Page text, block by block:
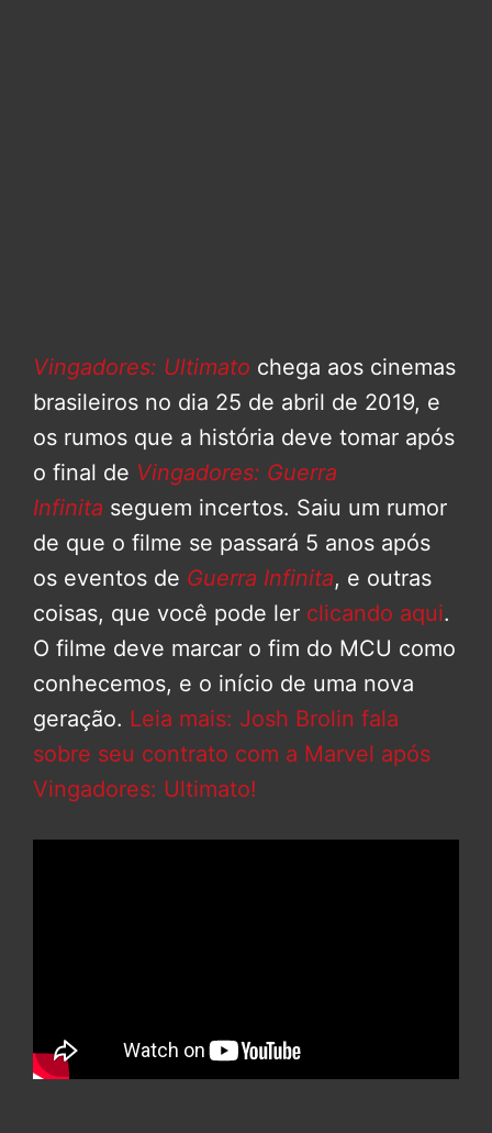
Vingadores: Ultimato chega aos cinemas
brasileiros no dia 25 de abril de 2019, e
os rumos que a história deve tomar após
o final de Vingadores: Guerra
Infinita seguem incertos. Saiu um rumor
de que o filme se passará 5 anos após
os eventos de Guerra Infinita, e outras
coisas, que você pode ler clicando aqui.
O filme deve marcar o fim do MCU como
conhecemos, e o início de uma nova
geração. Leia mais: Josh Brolin fala
sobre seu contrato com a Marvel após
Vingadores: Ultimato!